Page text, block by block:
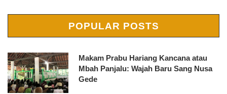
POPULAR POSTS
Makam Prabu Hariang Kancana atau
Mbah Panjalu: Wajah Baru Sang Nusa
Gede